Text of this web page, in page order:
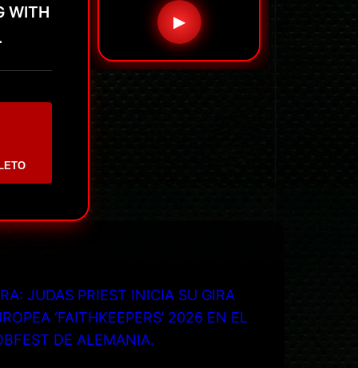
WITH
▶
JUDAS PRIEST INICIA SU GIRA
‘FAITHKEEPERS’ 2026 EN EL
DE ALEMANIA.